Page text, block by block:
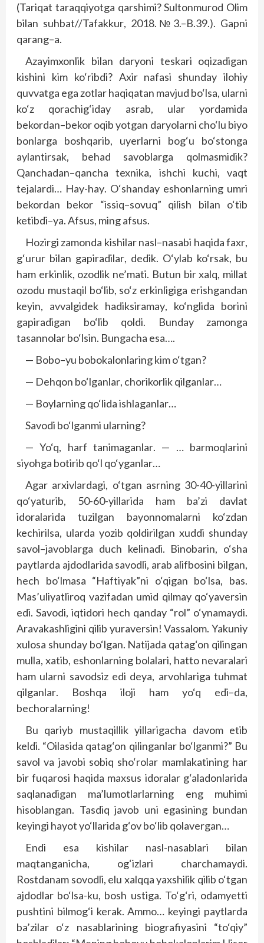
(Tariqat taraqqiyotga qarshimi?Sultonmurod Olim
bilan suhbat//Tafakkur, 2018.№3.–B.39.). Gapni
qarang–a.
Azayimxonlik bilan daryoni teskari oqizadigan
kishini kim ko‘ribdi? Axir nafasi shunday ilohiy
quvvatga ega zotlarhaqiqatan mavjud bo‘lsa, ularni
ko‘z qorachig‘iday asrab, ular yordamida
bekordan–bekor oqib yotgan daryolarni cho‘lu biyo
bonlarga boshqarib, uyerlarni bog‘u bo‘stonga
aylantirsak, behad savoblarga qolmasmidik?
Qanchadan–qancha texnika, ishchi kuchi, vaqt
tejalardi… Hay-hay. O‘shanday eshonlarning umri
bekordan bekor “issiq–sovuq” qilish bilan o‘tib
ketibdi–ya.Afsus, ming afsus.
Hozirgi zamonda kishilar nasl–nasabi haqida faxr,
g‘urur bilan gapiradilar, dedik. O‘ylab ko‘rsak, bu
ham erkinlik, ozodlik ne’mati. Butun bir xalq, millat
ozodu mustaqil bo‘lib, so‘z erkinligiga erishgandan
keyin, avvalgidek hadiksiramay, ko‘nglida borini
gapiradigan bo‘lib qoldi.
Bunday zamonga
tasannolar bo‘lsin. Bungacha esa….
— Bobo–yu bobokalonlaring kim o‘tgan?
— Dehqon bo‘lganlar, chorikorlik qilganlar…
— Boylarning qo‘lida ishlaganlar…
Savodi bo‘lganmi ularning?
—Yo‘q, harf tanimaganlar. — … barmoqlarini
siyohga botirib qo‘l qo‘yganlar…
Agar arxivlardagi, o‘tgan asrning30-40-yillarini
qo‘yaturib, 50-60-yillarida ham ba’zi davlat
idoralarida tuzilgan bayonnomalarni ko‘zdan
kechirilsa, ularda yozib qoldirilgan xuddi shunday
savol–javoblarga duch kelinadi. Binobarin, o‘sha
paytlarda ajdodlarida savodli, arab alifbosini bilgan,
hech bo‘lmasa “Haftiyak”ni o‘qigan bo‘lsa, bas.
Mas’uliyatliroq vazifadan umid qilmay qo‘yaversin
edi. Savodi, iqtidori hech qanday “rol” o‘ynamaydi.
Aravakashligini qilib yuraversin!Vassalom. Yakuniy
xulosa shunday bo‘lgan. Natijada qatag‘on qilingan
mulla, xatib, eshonlarning bolalari, hatto nevaralari
ham ularni savodsiz edi deya, arvohlariga tuhmat
qilganlar. Boshqa iloji ham yo‘q edi–da,
bechoralarning!
Bu qariyb mustaqillik yillarigacha davom etib
keldi. “Oilasida qatag‘on qilinganlar bo‘lganmi?” Bu
savol va javobi sobiq sho‘rolar mamlakatining har
bir fuqarosi haqida maxsus idoralar g‘aladonlarida
saqlanadigan ma’lumotlarlarning eng muhimi
hisoblangan. Tasdiq javob uni egasining bundan
keyingi hayot yo‘llarida g‘ov bo‘lib qolavergan…
Endi esa kishilar nasl-nasablari bilan
maqtanganicha, og‘izlari charchamaydi.
Rostdanam sovodli, elu xalqqa yaxshilik qilib o‘tgan
ajdodlar bo‘lsa-ku, bosh ustiga. To‘g‘ri, odamyetti
pushtini bilmog‘i kerak. Ammo… keyingi paytlarda
ba’zilar o‘z nasablarining biografiyasini “to‘qiy”